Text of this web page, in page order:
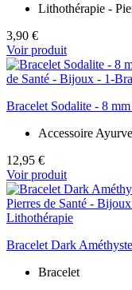
Lithothérapie -
3,90 €
Voir produit
Bracelet Sodalite - 8
Accessoire
12,95 €
Voir produit
Bracelet Dark
Bracelet